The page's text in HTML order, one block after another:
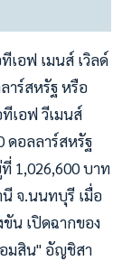
เอฟ เมนส์ เวิลด์
าร์สหรัฐ หรือ
เอฟ วีเมนส์
ดอลลาร์สหรัฐ
1,026,600 บาท
จ.นนทบุรี เมื่อ
ขัน เปิดฉากของ
อมสิน" อัญชิสา